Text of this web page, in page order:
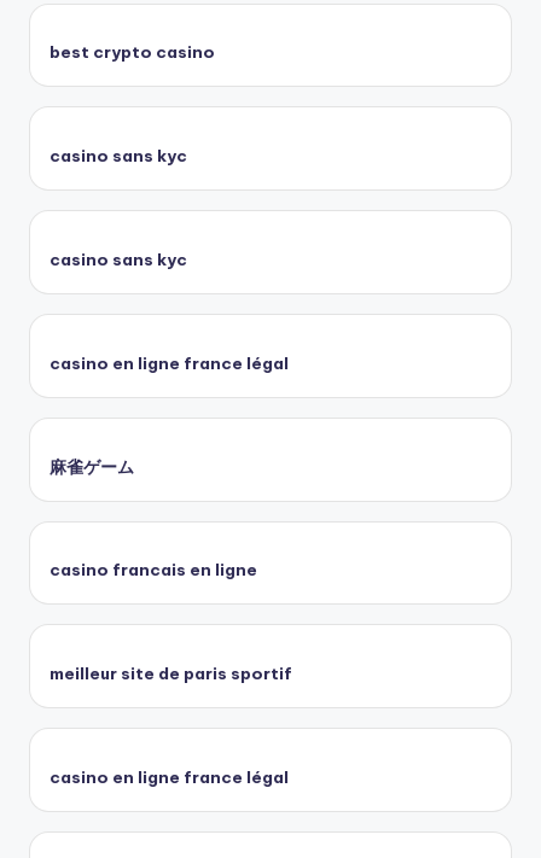
best crypto casino
casino sans kyc
casino sans kyc
casino en ligne france légal
麻雀ゲーム
casino francais en ligne
meilleur site de paris sportif
casino en ligne france légal